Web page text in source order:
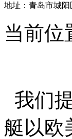
地址：青岛市城
当前位
我们
艇以欧